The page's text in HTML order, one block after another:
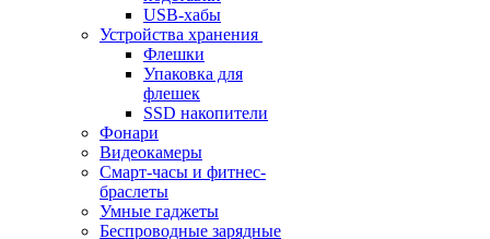
USB-хабы
Устройства хранения
Флешки
Упаковка для
флешек
SSD накопители
Фонари
Видеокамеры
Смарт-часы и фитнес-
браслеты
Умные гаджеты
Беспроводные зарядные